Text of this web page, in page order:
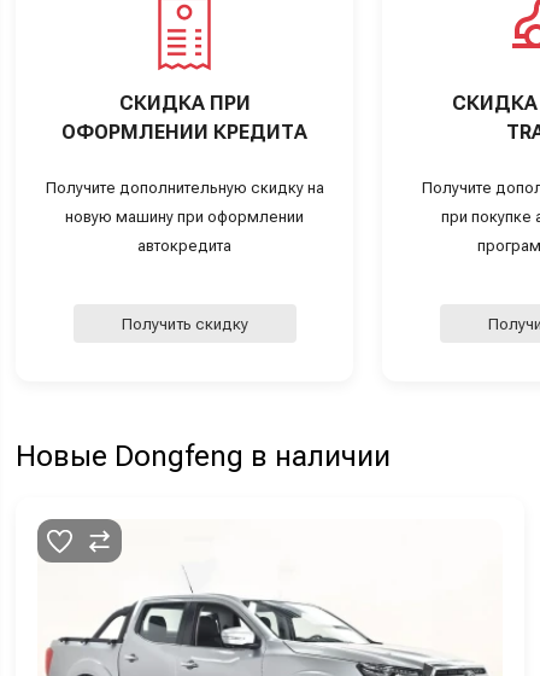
СКИДКА ПРИ
ОФОРМЛЕНИИ КРЕДИТА
Получите дополнительную скидку на
новую машину при оформлении
автокредита
Получить скидку
СКИДКА
Получите
при покупке
Новые Dongfeng в наличии